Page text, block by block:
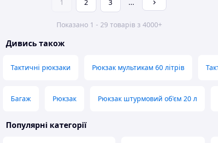
1 2 3 ...
Показано 1 - 29 товарів з 4000+
Дивись також
Тактичні рюкзаки Рюкзак мультикам 60 літрів
Багаж Рюкзак Рюкзак штурмовий об'єм 20 л
Популярні категорії